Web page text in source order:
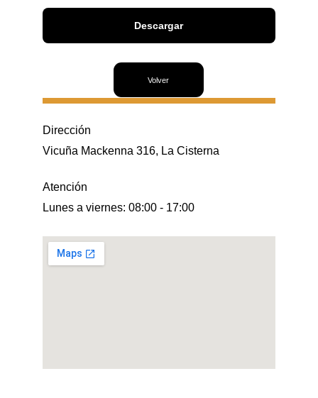
Descargar
Volver
Dirección
Vicuña Mackenna 316, La Cisterna
Atención
Lunes a viernes: 08:00 - 17:00